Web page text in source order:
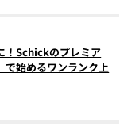
！Schickのプレミア
で始めるワンランク上